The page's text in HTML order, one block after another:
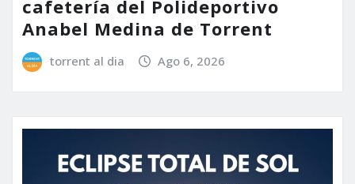
cafetería del Polideportivo
Anabel Medina de Torrent
torrent al dia Ago 6, 2026